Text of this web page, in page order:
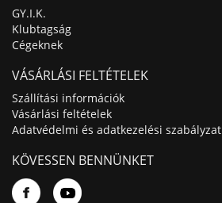
GY.I.K.
Klubtagság
Cégeknek
VÁSÁRLÁSI FELTÉTELEK
Szállítási információk
Vásárlási feltételek
Adatvédelmi és adatkezelési szabályzat
KÖVESSEN BENNÜNKET